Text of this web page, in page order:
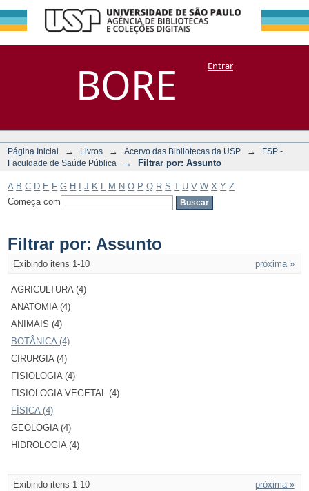
BORE
Filtrar por:
Assunto
DSpace/Manakin + CoriscoEntrar
Página Inicial → Livros → Acervo das Bibliotecas da USP →
FSP -
Faculdade de Saúde Pública
→ Filtrar por: Assunto
A B C D E F G H J K M N O P Q R S T U V W X Y Z
Começa com
Filtrar por: Assunto
Exibindo itens 1-10 próxima »
AGRICULTURA (4)
ANATOMIA (4)
ANIMAIS (4)
BOTÂNICA (4)
CIRURGIA (4)
FISIOLOGIA (4)
FISIOLOGIA VEGETAL (4)
FÍSICA (4)
GEOLOGIA (4)
HIDROLOGIA (4)
Exibindo itens 1-10 próxima »